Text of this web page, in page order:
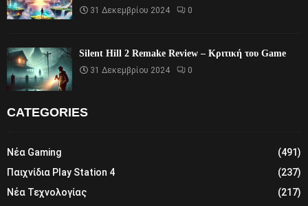
31 Δεκεμβρίου 2024 0
Silent Hill 2 Remake Review – Κριτική του Game
31 Δεκεμβρίου 2024 0
CATEGORIES
Νέα Gaming
(491)
Παιχνίδια Play Station 4
(237)
Νέα Τεχνολογίας
(217)